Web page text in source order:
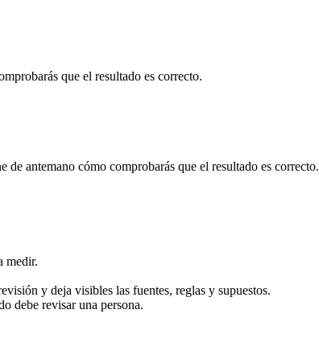
que el resultado es correcto.
de antemano cómo comprobarás que el resultado es correcto.
medir.
y deja visibles las fuentes, reglas y supuestos.
debe revisar una persona.